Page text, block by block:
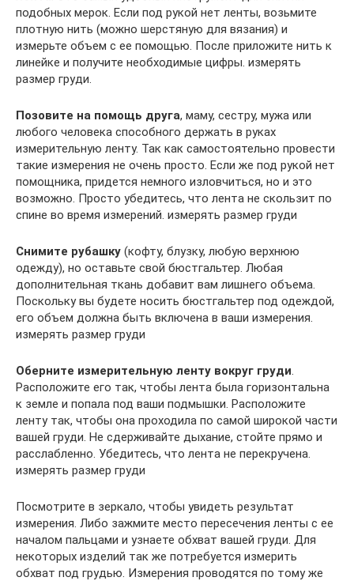
подобных мерок. Если под рукой нет ленты, возьмите
плотную нить (можно шерстяную для вязания) и
измерьте объем с ее помощью. После приложите нить к
линейке и получите необходимые цифры. измерять
размер груди.
Позовите на помощь друга, маму, сестру, мужа или
любого человека способного держать в руках
измерительную ленту. Так как самостоятельно провести
такие измерения не очень просто. Если же под рукой нет
помощника, придется немного изловчиться, но и это
возможно. Просто убедитесь, что лента не скользит по
спине во время измерений. измерять размер груди
Снимите рубашку (кофту, блузку, любую верхнюю
одежду), но оставьте свой бюстгальтер. Любая
дополнительная ткань добавит вам лишнего объема.
Поскольку вы будете носить бюстгальтер под одеждой,
его объем должна быть включена в ваши измерения.
измерять размер груди
Оберните измерительную ленту вокруг груди.
Расположите его так, чтобы лента была горизонтальна
к земле и попала под ваши подмышки. Расположите
ленту так, чтобы она проходила по самой широкой части
вашей груди. Не сдерживайте дыхание, стойте прямо и
расслабленно. Убедитесь, что лента не перекручена.
измерять размер груди
Посмотрите в зеркало, чтобы увидеть результат
измерения. Либо зажмите место пересечения ленты с ее
началом пальцами и узнаете обхват вашей груди. Для
некоторых изделий так же потребуется измерить
обхват под грудью. Измерения проводятся по тому же